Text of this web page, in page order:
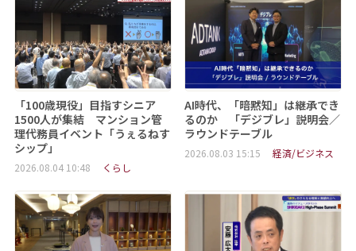
「100歳現役」目指すシニア
1500人が集結 マンション管
理代務員イベント「うぇるねす
シップ」
2026.08.04 10:48 くらし
AI時代、「暗黙知」は継承でき
るのか 「デジブレ」説明会／
ラウンドテーブル
2026.08.03 15:15 経済/ビジネス